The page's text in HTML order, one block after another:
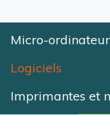
recherche
Micro-
Logiciels
Imprimantes et